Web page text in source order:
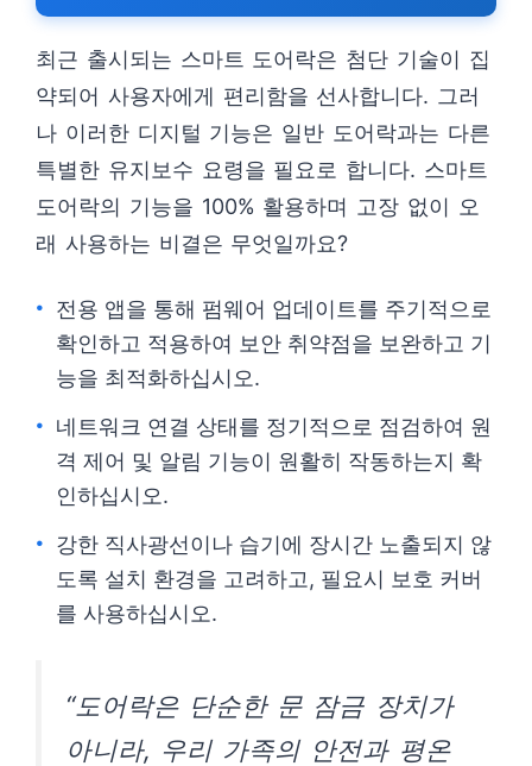
최근 출시되는 스마트 도어락은 첨단 기술이 집
약되어 사용자에게 편리함을 선사합니다. 그러
나 이러한 디지털 기능은 일반 도어락과는 다른
특별한 유지보수 요령을 필요로 합니다. 스마트
도어락의 기능을 100% 활용하며 고장 없이 오
래 사용하는 비결은 무엇일까요?
전용 앱을 통해 펌웨어 업데이트를 주기적으로
확인하고 적용하여 보안 취약점을 보완하고 기
능을 최적화하십시오.
네트워크 연결 상태를 정기적으로 점검하여 원
격 제어 및 알림 기능이 원활히 작동하는지 확
인하십시오.
강한 직사광선이나 습기에 장시간 노출되지 않
도록 설치 환경을 고려하고, 필요시 보호 커버
를 사용하십시오.
“도어락은 단순한 문 잠금 장치가
아니라, 우리 가족의 안전과 평온